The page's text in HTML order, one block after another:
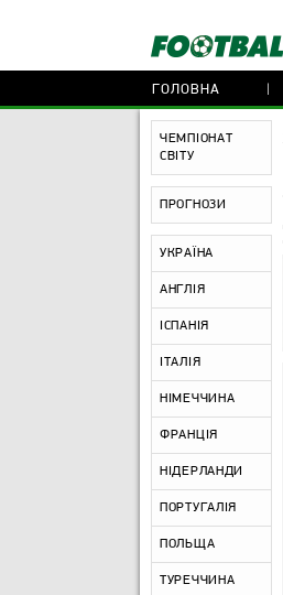
ГОЛОВНА
ЧЕМПІОНАТ
СВІТУ
ПРОГНОЗИ
УКРАЇНА
АНГЛІЯ
ІСПАНІЯ
ІТАЛІЯ
НІМЕЧЧИНА
ФРАНЦІЯ
НІДЕРЛАНДИ
ПОРТУГАЛІЯ
ПОЛЬЩА
ТУРЕЧЧИНА